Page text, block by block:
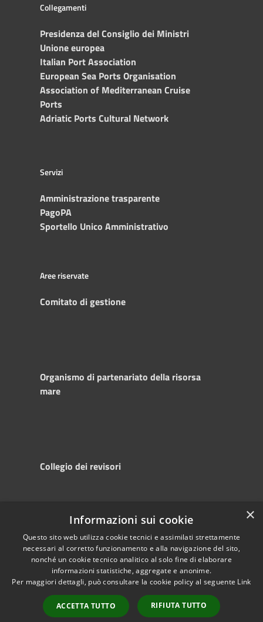
Collegamenti
Presidenza del Consiglio dei Ministri
Unione europea
Italian Port Association
European Sea Ports Organisation
Association of Mediterranean Cruise
Ports
Adriatic Ports Cultural Network
Servizi
Amministrazione trasparente
PagoPA
Sportello Unico Amministrativo
Aree riservate
Comitato di gestione
Organismo di partenariato della risorsa
mare
Collegio dei revisori
Accessibility
Privacy
Cookie
Sitemap
Copyright © 2025
Autorità di
Sistema Portuale
del Mare Adriatico
Centrale
Powered by
Municipium
×
Informazioni sui cookie
Questo sito web utilizza cookie tecnici e assimilati strettamente
necessari al corretto funzionamento e alla navigazione del sito,
nonché un cookie tecnico analitico al solo fine di elaborare
informazioni statistiche, aggregate e anonime.
Per maggiori dettagli, può consultare la cookie policy al seguente Link
ACCETTA TUTTO RIFIUTA TUTTO